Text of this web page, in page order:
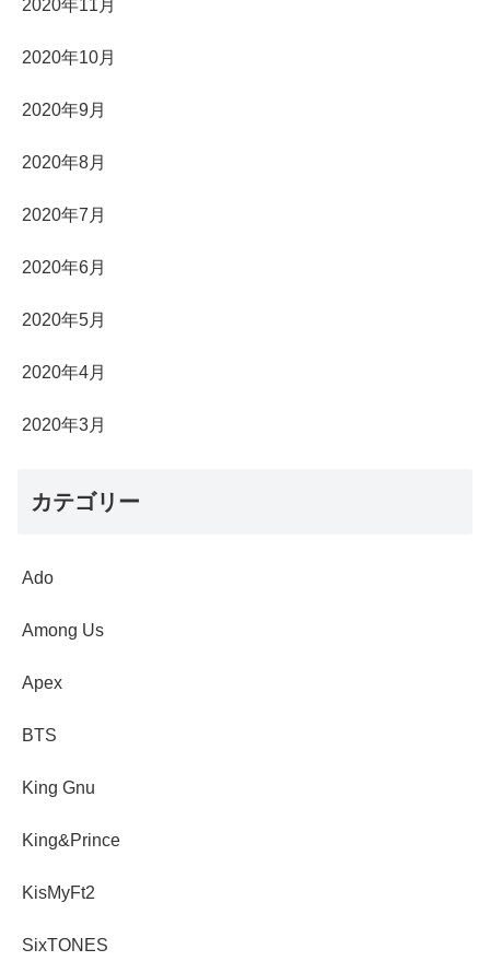
2020年11月
2020年10月
2020年9月
2020年8月
2020年7月
2020年6月
2020年5月
2020年4月
2020年3月
カテゴリー
Ado
Among Us
Apex
BTS
King Gnu
King&Prince
KisMyFt2
SixTONES